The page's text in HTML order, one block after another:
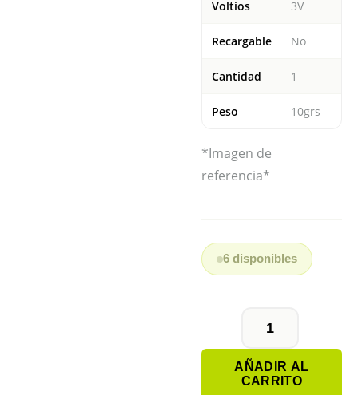
Voltios 3V
Recargable No
Cantidad 1
Peso 10grs
*Imagen de
referencia*
6 disponibles
PILA
BOTÓN
CR3032
LITHIUM
AÑADIR AL
CARRITO